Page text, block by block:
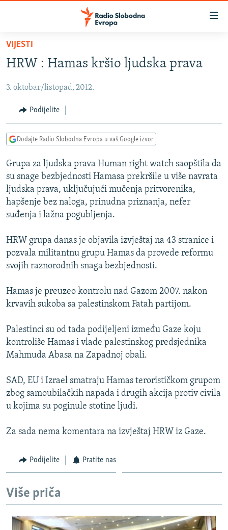
Pređite
glavni
Pređite
Pređite
pretragu
SRBIJA
KOSOVO
VIZUELNO
VIDEO
FOTOGALERIJE
INFOGRAFIKE
PODCASTI
RAT U UKRAJINI
KINA NA BALKANU
RSE PRIČE IZ SVIJETA
ISPRIČAJ MI
DNEVNO@RSE
VIŠE OD NASLOVA
GENOCID U SREBRENICI
POPLAVE I KLIZIŠTA U BIH 2024.
TV LIBERTY
MOJA EVROPA
TRI DECENIJE OD RATA U BIH
PRATITE NAS
Sve RFE/RL stranice
VIJESTI
HRW : Hamas kršio ljudska prava
3. oktobar/listopad, 2012.
Podijelite
Dodajte Radio Slobodna Evropa u vaš Google izvor
Grupa za ljudska prava Human right watch saopštila da
su snage bezbjednosti Hamasa prekršile u više navrata
ljudska prava, uključujući mučenja pritvorenika,
hapšenje bez naloga, prinudna priznanja, nefer
suđenja i lažna pogubljenja.
HRW grupa danas je objavila izvještaj na 43 stranice i
pozvala militantnu grupu Hamas da provede reformu
svojih raznorodnih snaga bezbjednosti.
Hamas je preuzeo kontrolu nad Gazom 2007. nakon
krvavih sukoba sa palestinskom Fatah partijom.
Palestinci su od tada podijeljeni između Gaze koju
kontroliše Hamas i vlade palestinskog predsjednika
Mahmuda Abasa na Zapadnoj obali.
SAD, EU i Izrael smatraju Hamas terorističkom grupom
zbog samoubilačkih napada i drugih akcija protiv civila
u kojima su poginule stotine ljudi.
Za sada nema komentara na izvještaj HRW iz Gaze.
Podijelite Pratite nas
Više priča